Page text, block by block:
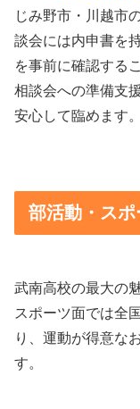
じみ野市・川越市
談会には内申書を
を事前に確認する
相談会への準備支
安心して臨めます。
部活動・ス
武南高校の最大の
スポーツ面では全
り、運動が得意な
す。